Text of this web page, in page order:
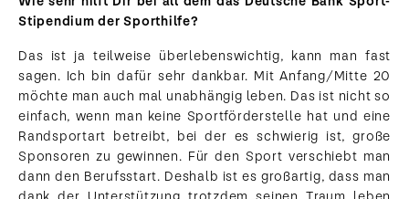
Stipendium der Sporthilfe?
Das ist ja teilweise überlebenswichtig, kann man fast
sagen. Ich bin dafür sehr dankbar. Mit Anfang/Mitte 20
möchte man auch mal unabhängig leben. Das ist nicht so
einfach, wenn man keine Sportförderstelle hat und eine
Randsportart betreibt, bei der es schwierig ist, große
Sponsoren zu gewinnen. Für den Sport verschiebt man
dann den Berufsstart. Deshalb ist es großartig, dass man